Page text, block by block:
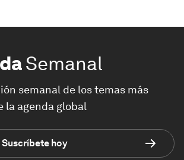
Semanal
semanal de los temas más
la agenda global
Suscríbete hoy